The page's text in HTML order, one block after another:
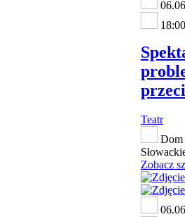
18:00
Teatr
Dom
Zobacz